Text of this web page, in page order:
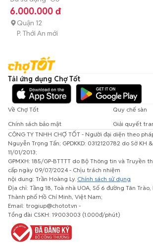
6.000.000 đ
Quận 12
P. Thới An mới
Tải ứng dụng Chợ Tốt
Về Chợ Tốt
Quy chế sàn
Chính sách bảo mật
Giải quyết
CÔNG TY TNHH CHỢ TỐT - Người đại diện theo
Nguyễn Trọng Tấn; GPDKKD: 0312120782 do Sở KH
11/01/2013;
GPMXH: 185/GP-BTTTT do Bộ Thông tin và Truyền
cấp ngày 09/07/2024 - Chịu trách nhiệm
nội dung: Trần Hoàng Ly. Chính sách sử dụng
Địa chỉ: Tầng 18, Toà nhà UOA, Số 6 đường Tân Trào,
Thành phố Hồ Chí Minh, Việt Nam;
Email: trogiup@chotot.vn -
Tổng đài CSKH: 19003003 (1.000đ/phút)